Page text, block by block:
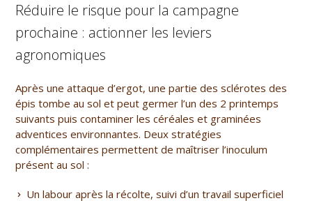
Réduire le risque pour la campagne
prochaine : actionner les leviers
agronomiques
Après une attaque d’ergot, une partie des sclérotes des
épis tombe au sol et peut germer l’un des 2 printemps
suivants puis contaminer les céréales et graminées
adventices environnantes. Deux stratégies
complémentaires permettent de maîtriser l’inoculum
présent au sol :
Un labour après la récolte, suivi d’un travail superficiel